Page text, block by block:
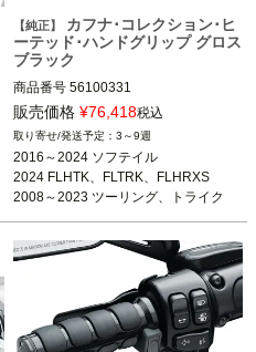
【純正】
カフナ･コレクション･ヒ
ーテッド･ハンドグリップ グロス
ブラック
商品番号 56100331
2016～2017 FXDLS
2024 FLHTK、FLTRK、FLHRXS
2008～2023 FLHX、FLHT、FLTR、F
LHR、トライク
※CVOは不可
Harley Davidson（ハーレー ダビッド
販売価格 ¥76,418税込
3～9週
2016～2024 ソフテイル
2024 FLHTK、FLTRK、FLHRXS
2008～2023 ツーリング、トライク